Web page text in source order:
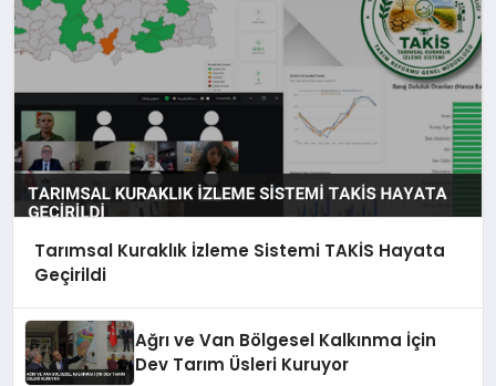
Tarımsal Kuraklık İzleme Sistemi TAKİS Hayata
Geçirildi
Ağrı ve Van Bölgesel Kalkınma İçin
Dev Tarım Üsleri Kuruyor